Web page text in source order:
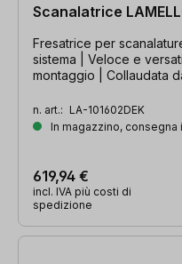
Scanalatrice
Fresatrice per
sistema | Veloce e
montaggio | Collaudata
n. art.: LA-101602DEK
In magazzino, consegna
619,94 €
incl. IVA più costi di
spedizione